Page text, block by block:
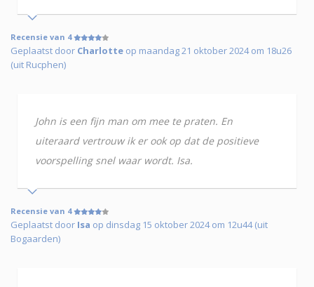
Recensie van 4
Geplaatst door Charlotte op maandag 21 oktober 2024 om 18u26
(uit Rucphen)
John is een fijn man om mee te praten. En
uiteraard vertrouw ik er ook op dat de positieve
voorspelling snel waar wordt. Isa.
Recensie van 4
Geplaatst door Isa op dinsdag 15 oktober 2024 om 12u44 (uit
Bogaarden)